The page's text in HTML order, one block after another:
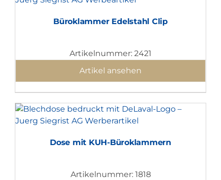
Büroklammer Edelstahl Clip
Artikelnummer: 2421
Artikel ansehen
Dose mit KUH-Büroklammern
Artikelnummer: 1818